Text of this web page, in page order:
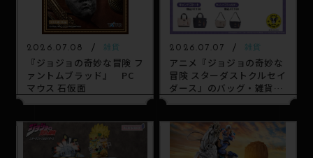
2026.07.08 雑貨
『ジョジョの奇妙な冒険 フ
ァントムブラッド』 PC
マウス 石仮面
2026.07.07 雑貨
アニメ『ジョジョの奇妙な
冒険 スターダストクルセイ
ダース』のバッグ・雑貨ア